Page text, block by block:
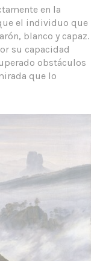
en la
el individuo que
blanco y capaz.
su capacidad
obstáculos
que lo